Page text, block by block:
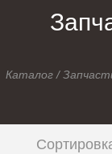
Каталог /